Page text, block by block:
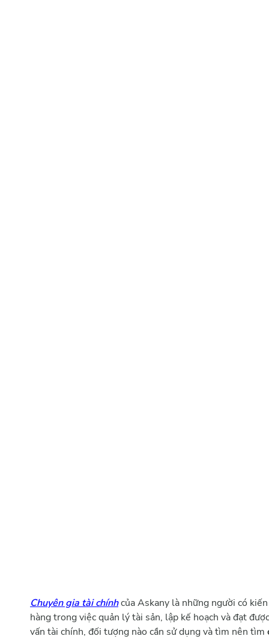
Chuyên gia tài chínhcủa Askany là những người có
hàng trong việc quản lý tài sản, lập kế hoạch và đạt
vấn tài chính, đối tượng nào cần sử dụng và tìm nên tìm